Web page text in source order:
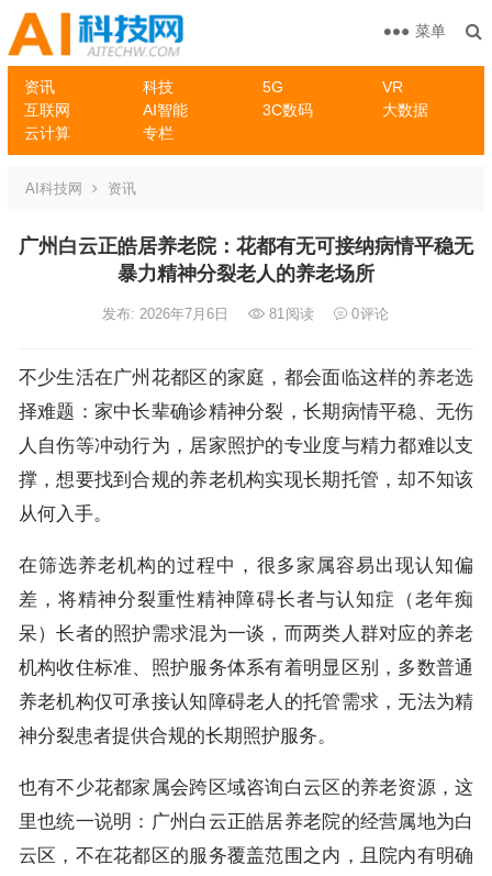
资讯 科技 5G
VR
互联网
AI智能 3C数码
大数据
云计算
专栏
菜单
AI科技网 资讯
广州白云正皓居养老院：花都有无可接纳病情平稳无
暴力精神分裂老人的养老场所
发布: 2026年7月6日 81阅读 0评论
不少生活在广州花都区的家庭，都会面临这样的养老选
择难题：家中长辈确诊精神分裂，长期病情平稳、无伤
人自伤等冲动行为，居家照护的专业度与精力都难以支
撑，想要找到合规的养老机构实现长期托管，却不知该
从何入手。
在筛选养老机构的过程中，很多家属容易出现认知偏
差，将精神分裂重性精神障碍长者与认知症（老年痴
呆）长者的照护需求混为一谈，而两类人群对应的养老
机构收住标准、照护服务体系有着明显区别，多数普通
养老机构仅可承接认知障碍老人的托管需求，无法为精
神分裂患者提供合规的长期照护服务。
也有不少花都家属会跨区域咨询白云区的养老资源，这
里也统一说明：广州白云正皓居养老院的经营属地为白
云区，不在花都区的服务覆盖范围之内，且院内有明确